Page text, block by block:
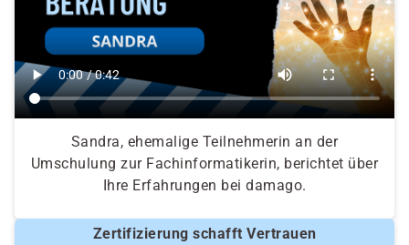
Sandra, ehemalige Teilnehmerin an der
Umschulung zur Fachinformatikerin, berichtet über
Ihre Erfahrungen bei damago.
Zertifizierung schafft Vertrauen